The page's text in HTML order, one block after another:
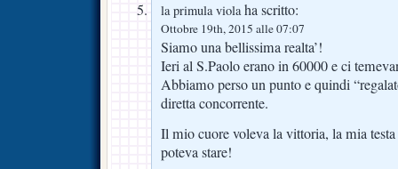
la primula violaha scritto:
Ottobre 19th, 2015 alle 07:07
Siamo una bellissima realta’!
Ieri al S.Paolo erano in 60000 e ci
Abbiamo perso un punto e quindi
diretta concorrente.
Il mio cuore voleva la vittoria, la mia
poteva stare!